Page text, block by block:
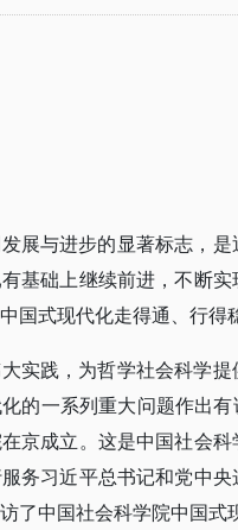
展与进步的显著标志，
基础上继续前进，不断
国式现代化走得通、行得
实践，为哲学社会科学
的一系列重大问题作出
京成立。这是中国社会
务习近平总书记和党中
了中国社会科学院中国式